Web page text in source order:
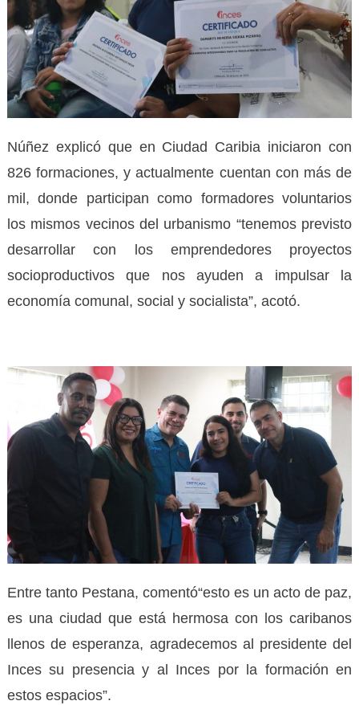
Núñez explicó que en Ciudad Caribia iniciaron con
826 formaciones, y actualmente cuentan con más de
mil, donde participan como formadores voluntarios
los mismos vecinos del urbanismo “tenemos previsto
desarrollar con los emprendedores proyectos
socioproductivos que nos ayuden a impulsar la
economía comunal, social y socialista”, acotó.
Entre tanto Pestana, comentó“esto es un acto de paz,
es una ciudad que está hermosa con los caribanos
llenos de esperanza, agradecemos al presidente del
Inces su presencia y al Inces por la formación en
estos espacios”.